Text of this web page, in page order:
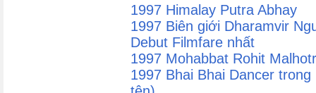
1997 Himalay Putra Abhay
1997 Biên giới Dharamvir
Debut Filmfare nhất
1997 Mohabbat Rohit
1997 Bhai Bhai Dancer